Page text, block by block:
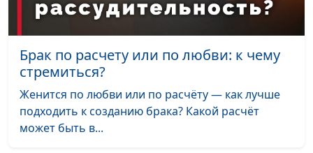
Умеем ли мы
Андрей Довгель,
Бог действует через
«случайности»
священнослужитель
Одиннадцатая
заповедь Христа
Андрей Довгель,
Брак по расчету или по любви: к чему
стремиться?
Женится по любви или по расчёту — как лучше
подходить к созданию брака? Какой расчёт
может быть в...